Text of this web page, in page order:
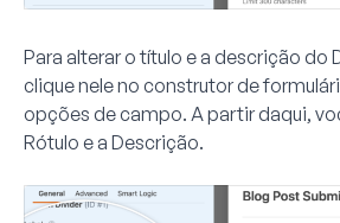
Para alterar o título e a descrição do
clique nele no construtor de
opções de campo. A partir daqui,
Rótulo e a Descrição.